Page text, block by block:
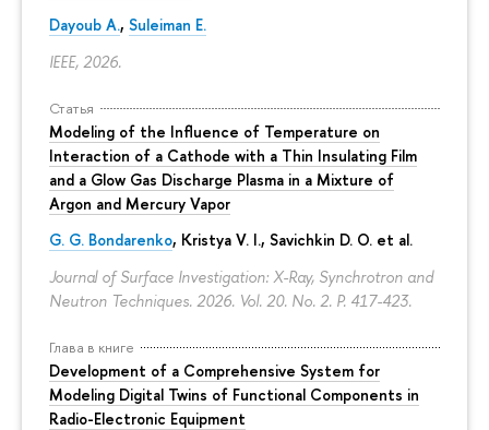
Dayoub A., Suleiman E.
IEEE, 2026.
Статья
Modeling of the Influence of Temperature on
Interaction of a Cathode with a Thin Insulating Film
and a Glow Gas Discharge Plasma in a Mixture of
Argon and Mercury Vapor
G. G. Bondarenko, Kristya V. I., Savichkin D. O. et al.
Journal of Surface Investigation: X-Ray, Synchrotron and
Neutron Techniques. 2026. Vol. 20. No. 2. P. 417-423.
Глава в книге
Development of a Comprehensive System for
Modeling Digital Twins of Functional Components in
Radio-Electronic Equipment